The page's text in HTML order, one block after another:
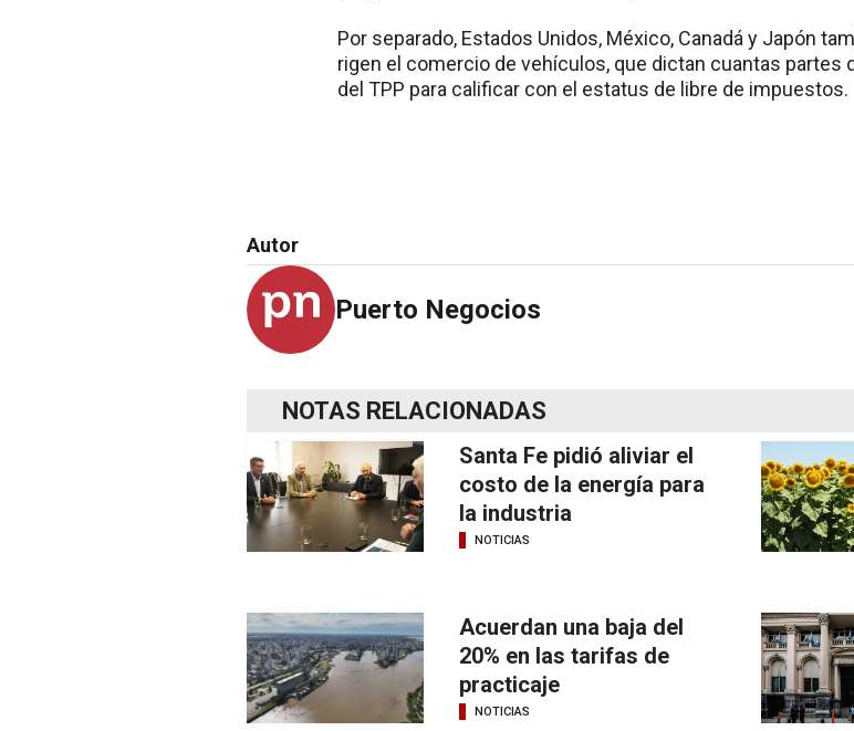
Por separado, Estados Unidos, México, Canadá y Japón
rigen el comercio de vehículos, que dictan cuantas partes
del TPP para calificar con el estatus de libre de impuestos.
Autor
Puerto Negocios
NOTAS RELACIONADAS
Santa Fe pidió aliviar el
costo de la energía para
la industria
NOTICIAS
Acuerdan una baja del
20% en las tarifas de
practicaje
NOTICIAS